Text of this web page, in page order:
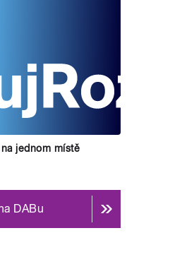
jednom místě
DABu